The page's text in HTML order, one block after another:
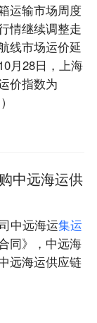
运输市场周度
情继续调整走
线市场运价延
月28日，上海
价指数为
中远海运供
中远海运集运
同》，中远海
远海运供应链